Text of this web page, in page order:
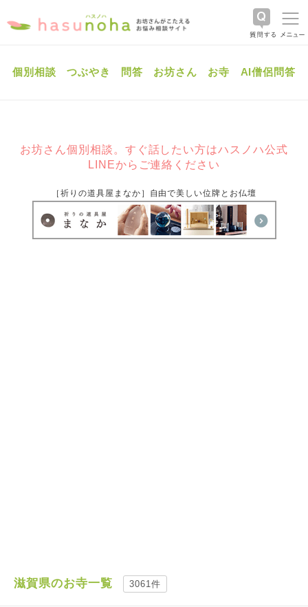
個別相談 つぶやき 問答 お坊さん お寺 AI僧侶問答
お坊さん個別相談。すぐ話したい方はハスノハ公式
LINEからご連絡ください
［祈りの道具屋まなか］自由で美しい位牌とお仏壇
滋賀県のお寺一覧 3061件